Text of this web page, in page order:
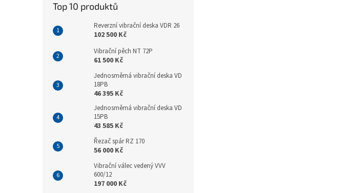
Top 10 produktů
Reverzní vibrační deska VDR 26
102 500 Kč
Vibrační pěch NT 72P
61 500 Kč
Jednosměrná vibrační deska VD
18PB
46 395 Kč
Jednosměrná vibrační deska VD
15PB
43 585 Kč
Řezač spár RZ 170
56 000 Kč
Vibrační válec vedený VVV
600/12
197 000 Kč